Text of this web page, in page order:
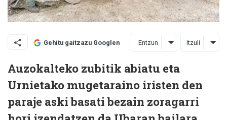
Gehitu gaitzazu Googlen Entzun Itzuli
Auzokalteko zubitik abiatu eta
Urnietako mugetaraino iristen den
paraje aski basati bezain zoragarri